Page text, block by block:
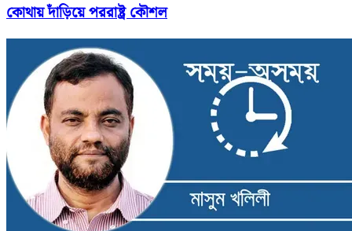
কোথায় দাঁড়িয়ে পররাষ্ট্র কৌশল